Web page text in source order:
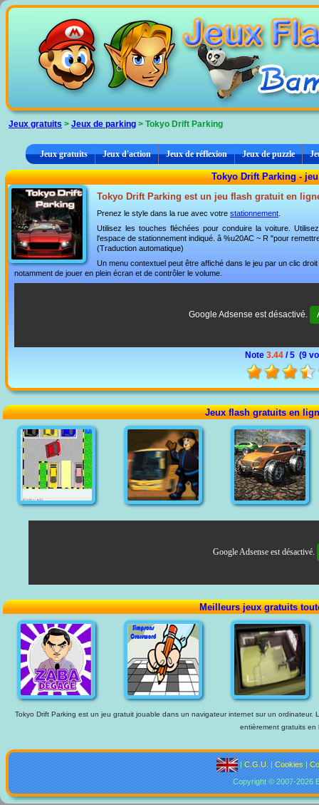
Jeux gratuits > Jeux de parking > Tokyo Drift Parking
Jeux gratuits Jeux d'action Jeux de réflexion Jeux de puzzle
Tokyo Drift Parking -
Tokyo Drift Parking est un jeu flash gratuit en
Prenez le style dans la rue avec votre stationnement
Utilisez les touches fléchées pour conduire la voiture.
l'espace de stationnement indiqué. â %u20AC ~ R "pour
(Traduction automatique)
Un menu contextuel peut être affiché dans le jeu par un clic
notamment de jouer en plein écran et de contrôler le volume.
Google Adsense est désactivé.
Note 3.44 / 5 (9
Jeux flash gratuits en
Google Adsense est désactivé.
Meilleurs jeux gratuits
Tokyo Drift Parking est un jeu gratuit jouable dans un navigateur internet sur un
entièrement gratuits en
|C.G.U.|Cookies|
Copyright © 2007-2026
Panneau de gestion des cookies